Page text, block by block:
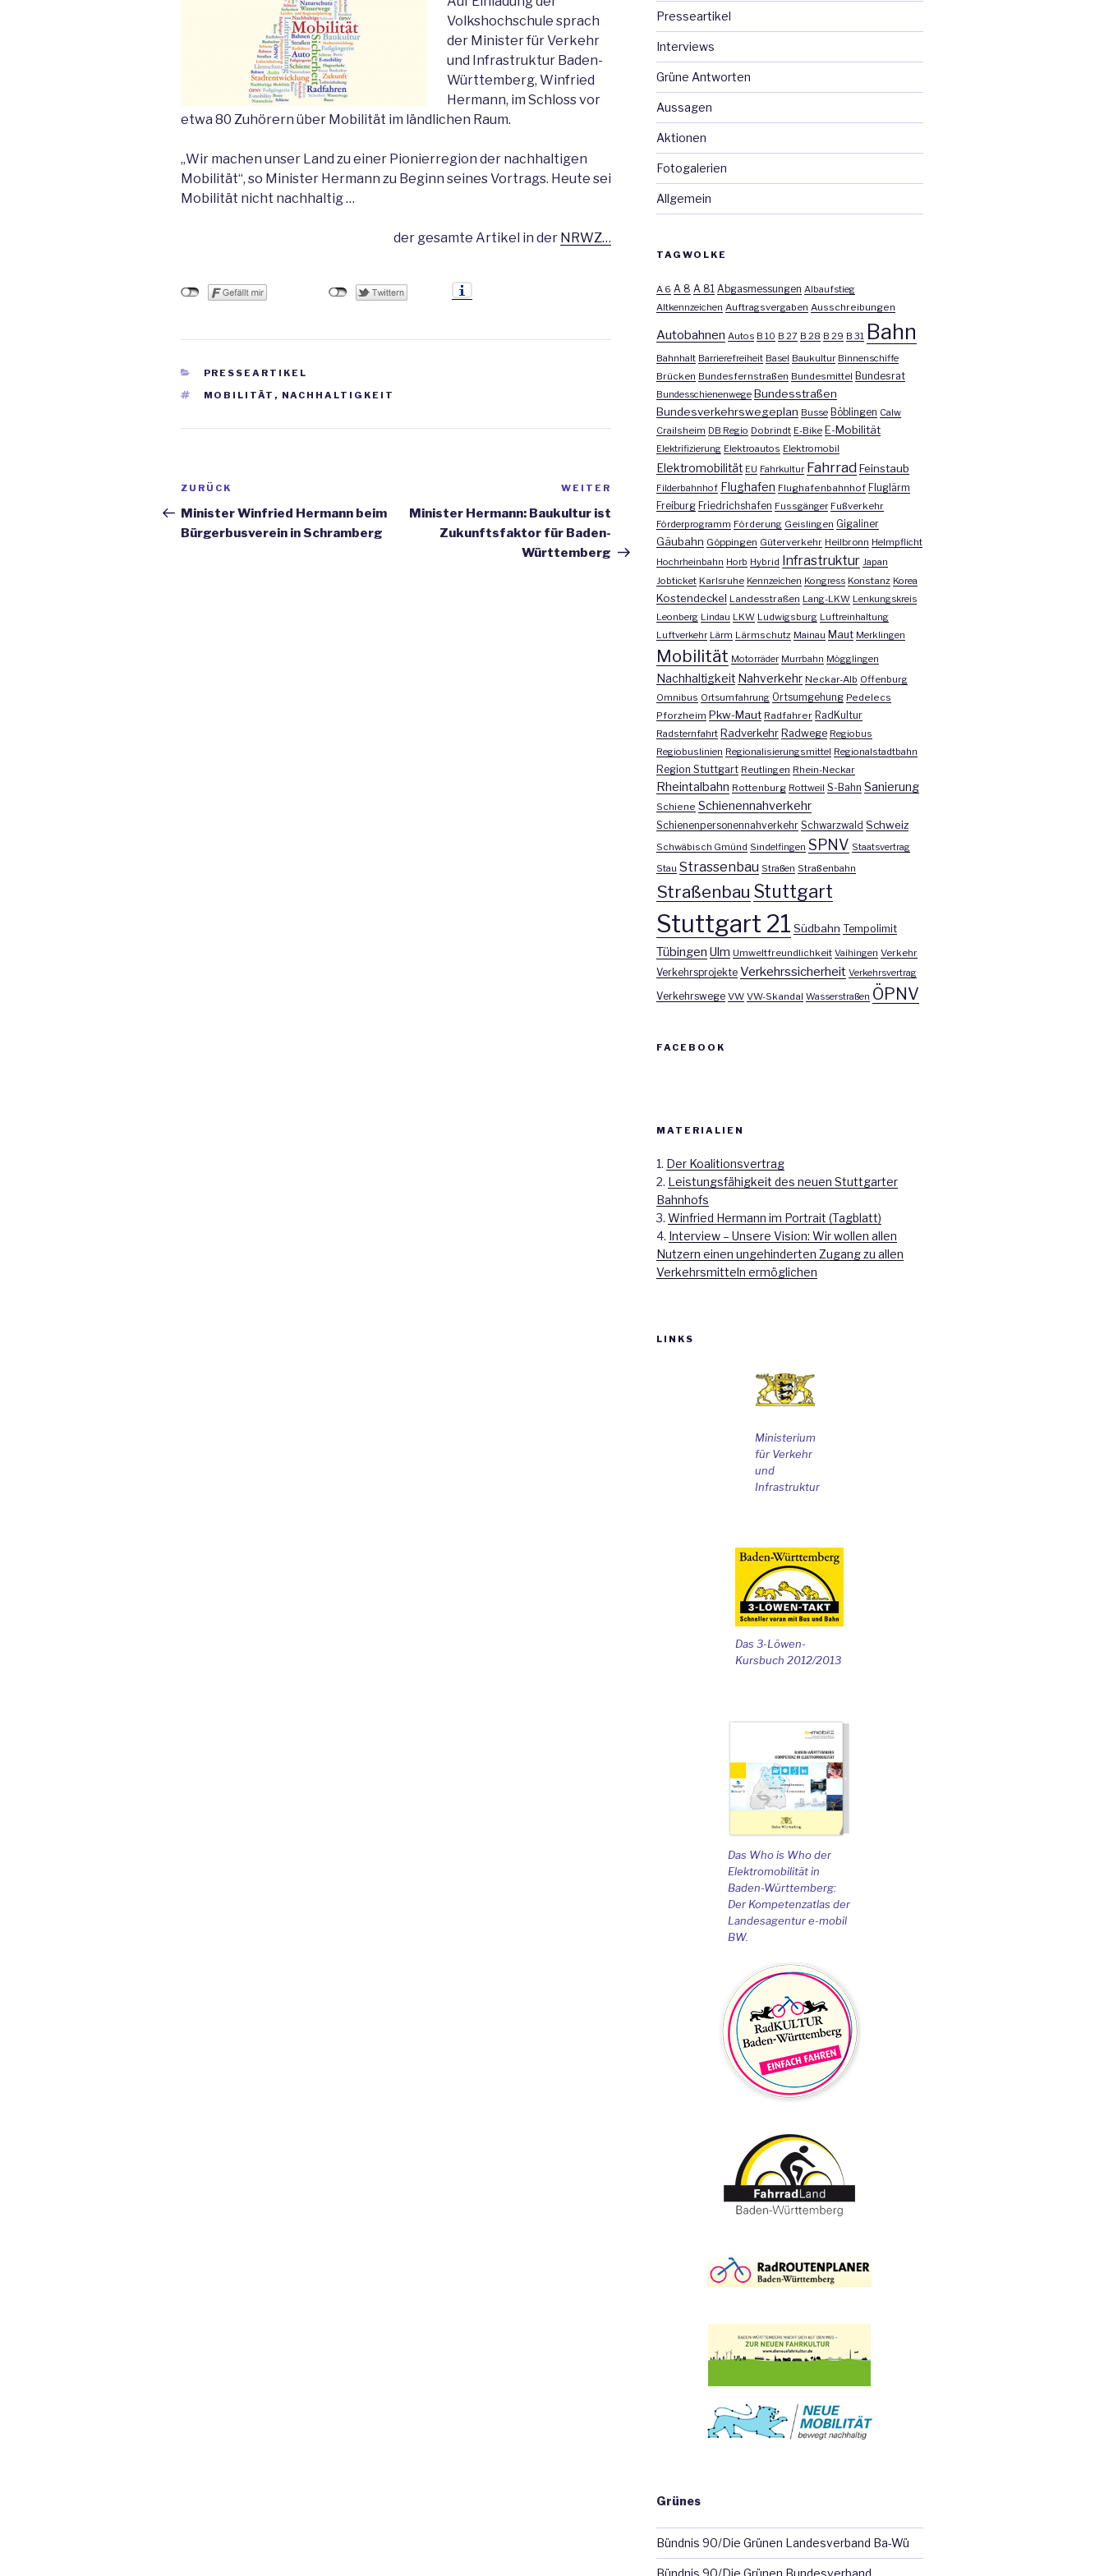
Volkshochschule sprach
der Minister für Verkehr
und Infrastruktur Baden-
Württemberg, Winfried
Hermann, im Schloss vor
etwa 80 Zuhörern über Mobilität im ländlichen Raum.
„Wir machen unser Land zu einer Pionierregion der nachhaltigen
Mobilität“, so Minister Hermann zu Beginn seines Vortrags. Heute sei
Mobilität nicht nachhaltig …
der gesamte Artikel in der NRWZ…
KATEGORIEN
PRESSEARTIKEL
SCHLAGWÖRTER
MOBILITÄT , NACHHALTIGKEIT
Beitrags-
Navigation
Vorheriger
Beitrag
ZURÜCK
Minister Winfried Hermann beim
Bürgerbusverein in Schramberg
Nächster
Beitrag
WEITER
Minister Hermann: Baukultur ist
Zukunftsfaktor für Baden-
Württemberg
Presseartikel
Interviews
Grüne Antworten
Aussagen
Aktionen
Fotogalerien
Allgemein
TAGWOLKE
A 6 A 8 A 81 Abgasmessungen Albaufstieg
Altkennzeichen Auftragsvergaben Ausschreibungen
Autobahnen Autos B 10 B 27 B 28 B 29 B 31 Bahn
Bahnhalt Barrierefreiheit Basel Baukultur Binnenschiffe
Brücken Bundesfernstraßen Bundesmittel Bundesrat
Bundesschienenwege Bundesstraßen
Bundesverkehrswegeplan Busse Böblingen Calw
Crailsheim DB Regio Dobrindt E-Bike E-Mobilität
Elektrifizierung Elektroautos Elektromobil
Elektromobilität EU Fahrkultur Fahrrad Feinstaub
Filderbahnhof Flughafen Flughafenbahnhof Fluglärm
Freiburg Friedrichshafen Fussgänger Fußverkehr
Förderprogramm Förderung Geislingen Gigaliner
Gäubahn Göppingen Güterverkehr Heilbronn Helmpflicht
Hochrheinbahn Horb Hybrid Infrastruktur Japan
Jobticket Karlsruhe Kennzeichen Kongress Konstanz Korea
Kostendeckel Landesstraßen Lang-LKW Lenkungskreis
Leonberg Lindau LKW Ludwigsburg Luftreinhaltung
Luftverkehr Lärm Lärmschutz Mainau Maut Merklingen
Mobilität Motorräder Murrbahn Mögglingen
Nachhaltigkeit Nahverkehr Neckar-Alb Offenburg
Omnibus Ortsumfahrung Ortsumgehung Pedelecs
Pforzheim Pkw-Maut Radfahrer RadKultur
Radsternfahrt Radverkehr Radwege Regiobus
Regiobuslinien Regionalisierungsmittel Regionalstadtbahn
Region Stuttgart Reutlingen Rhein-Neckar
Rheintalbahn Rottenburg Rottweil S-Bahn Sanierung
Schiene Schienennahverkehr
Schienenpersonennahverkehr Schwarzwald Schweiz
Schwäbisch Gmünd Sindelfingen SPNV Staatsvertrag
Stau Strassenbau Straßen Straßenbahn
Straßenbau Stuttgart
Stuttgart 21 Südbahn Tempolimit
Tübingen Ulm Umweltfreundlichkeit Vaihingen Verkehr
Verkehrsprojekte Verkehrssicherheit Verkehrsvertrag
Verkehrswege VW VW-Skandal Wasserstraßen ÖPNV
FACEBOOK
MATERIALIEN
1. Der Koalitionsvertrag
2. Leistungsfähigkeit des neuen Stuttgarter
Bahnhofs
3. Winfried Hermann im Portrait (Tagblatt)
4. Interview – Unsere Vision: Wir wollen allen
Nutzern einen ungehinderten Zugang zu allen
Verkehrsmitteln ermöglichen
LINKS
Ministerium
für Verkehr
und
Infrastruktur
Das 3-Löwen-
Kursbuch 2012/2013
Das Who is Who der
Elektromobilität in
Baden-Württemberg:
Der Kompetenzatlas der
Landesagentur e-mobil
BW.
Grünes
Bündnis 90/Die Grünen Landesverband Ba-Wü